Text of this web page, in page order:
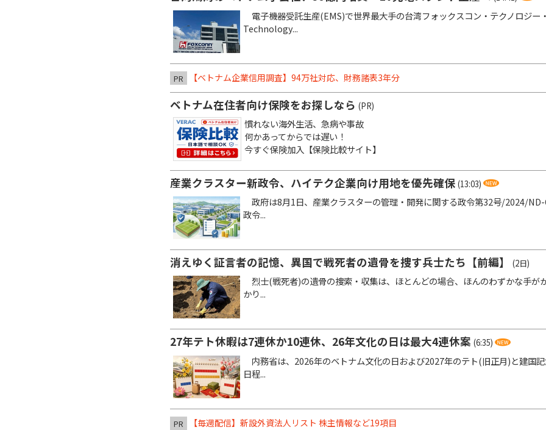
電子機器受託生産(EMS)で世界最大手の台湾フォックスコン・テクノロジー
Technology...
PR 【ベトナム企業信用調査】94万社対応、財務諸表3年分
ベトナム在住者向け保険をお探しなら (PR)
慣れない海外生活、急病や事故
何かあってからでは遅い！
今すぐ保険加入【保険比較サイト】
産業クラスター新政令、ハイテク企業向け用地を優先確保 (13:03)
政府は8月1日、産業クラスターの管理・開発に関する政令第32号/2024/
政令...
消えゆく証言者の記憶、異国で戦死者の遺骨を捜す兵士たち【前編】 (2日)
烈士(戦死者)の遺骨の捜索・収集は、ほとんどの場合、ほんのわずかな手が
かり...
27年テト休暇は7連休か10連休、26年文化の日は最大4連休案 (6:35)
内務省は、2026年のベトナム文化の日および2027年のテト(旧正月)と建国記
日程...
PR 【毎週配信】新設外資法人リスト 株主情報など19項目